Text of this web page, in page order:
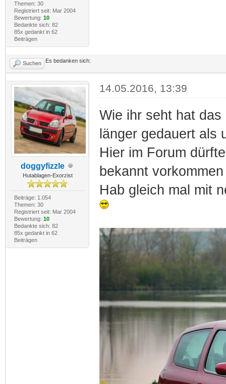
Themen: 30
Registriert seit: Mar 2004
Bewertung: 10
Bedankte sich: 82
85x gedankt in 62
Beiträgen
Suchen Es bedanken sich:
doggyfizzle
Hutablagen-Exorzist
Beiträge: 1.054
Themen: 30
Registriert seit: Mar 2004
Bewertung: 10
Bedankte sich: 82
85x gedankt in 62
Beiträgen
14.05.2016, 13:39
Wie ihr seht hat
länger gedauert
Hier im Forum
bekannt
Hab gleich mal mit